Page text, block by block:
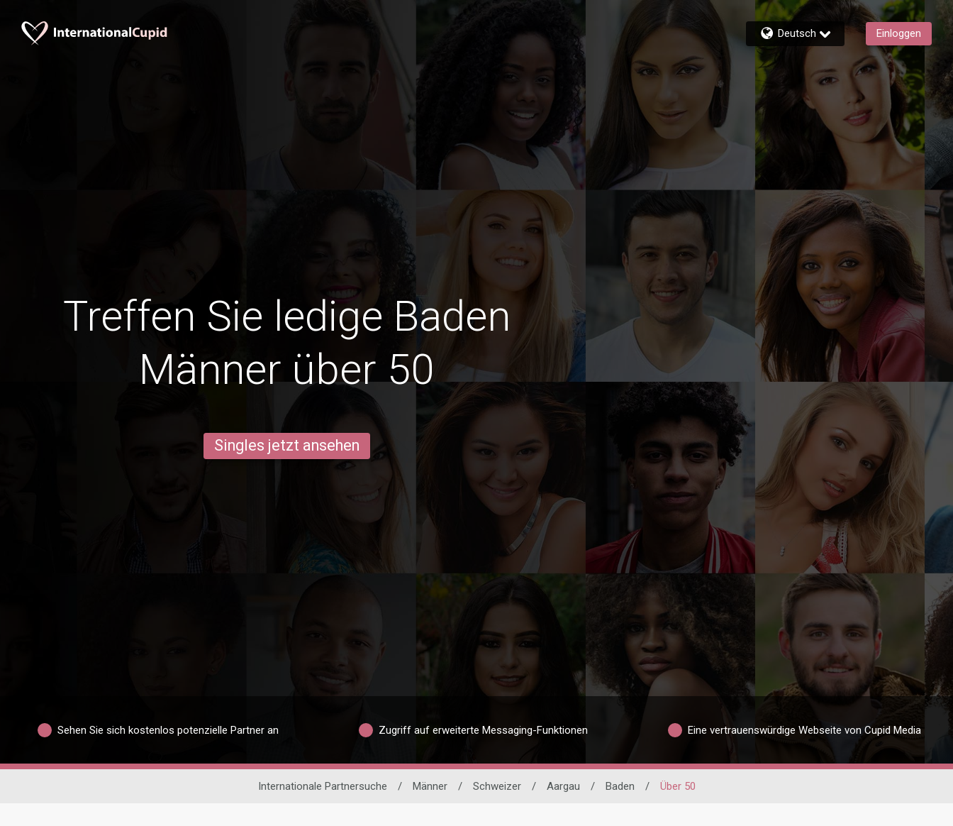
Deutsch Einloggen
Treffen Sie ledige Baden
Männer über 50
Singles jetzt ansehen
Sehen Sie sich kostenlos potenzielle Partner an Zugriff auf erweiterte Messaging-Funktionen Eine vertrauenswürdige Webseite von Cupid Media
Internationale Partnersuche / Männer / Schweizer / Aargau / Baden / Über 50